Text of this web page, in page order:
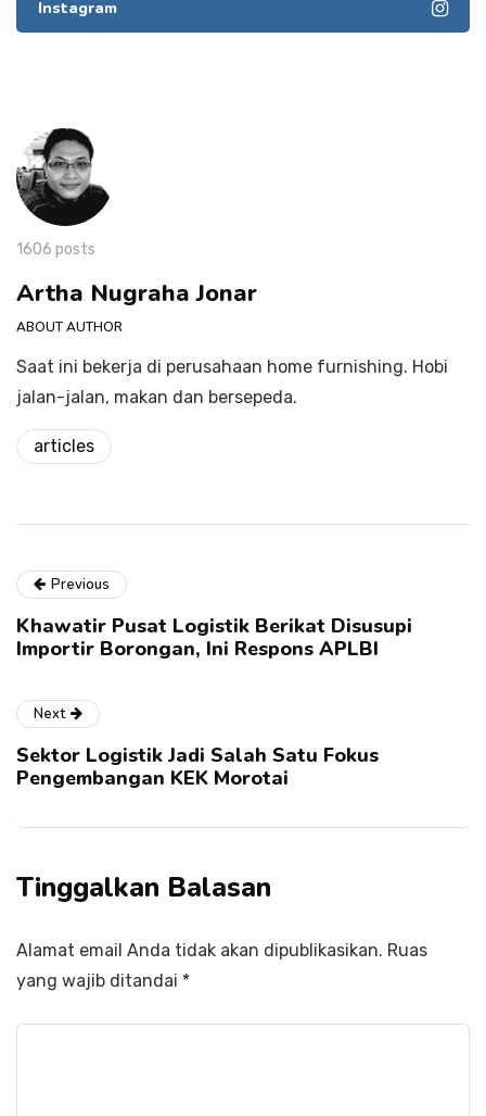
Instagram
1606 posts
Artha Nugraha Jonar
ABOUT AUTHOR
Saat ini bekerja di perusahaan home furnishing. Hobi
jalan-jalan, makan dan bersepeda.
articles
Previous
Khawatir Pusat Logistik Berikat Disusupi
Importir Borongan, Ini Respons APLBI
Next
Sektor Logistik Jadi Salah Satu Fokus
Pengembangan KEK Morotai
Tinggalkan Balasan
Alamat email Anda tidak akan dipublikasikan. Ruas
yang wajib ditandai *